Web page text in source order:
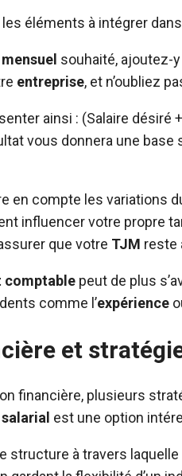
éléments à intégrer
souhaité, ajoutez-
entreprise, et n’oubliez
ainsi : (Salaire
vous donnera une base
en compte les variations
influencer votre propre
que votre TJM reste
comptable peut de plus
comme l’expérience
et
financière, plusieurs
est une option
structure à travers laquelle